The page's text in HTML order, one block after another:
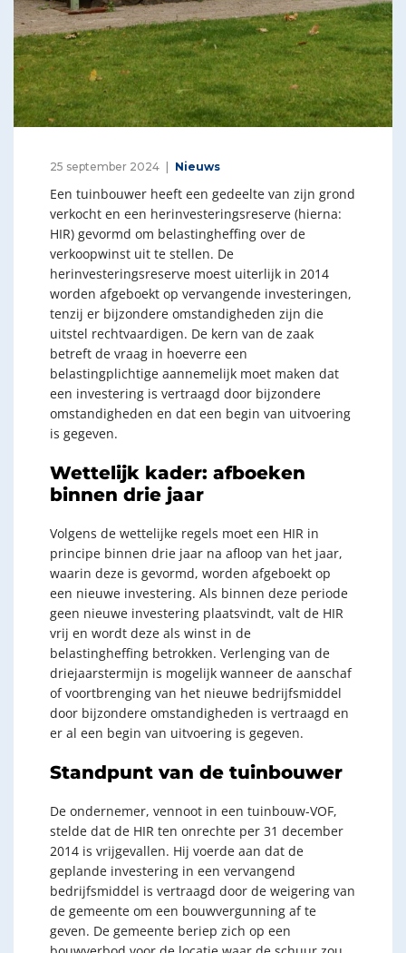
25 september 2024 Nieuws
Een tuinbouwer heeft een gedeelte van zijn grond
verkocht en een herinvesteringsreserve (hierna:
HIR) gevormd om belastingheffing over de
verkoopwinst uit te stellen. De
herinvesteringsreserve moest uiterlijk in 2014
worden afgeboekt op vervangende investeringen,
tenzij er bijzondere omstandigheden zijn die
uitstel rechtvaardigen. De kern van de zaak
betreft de vraag in hoeverre een
belastingplichtige aannemelijk moet maken dat
een investering is vertraagd door bijzondere
omstandigheden en dat een begin van uitvoering
is gegeven.
Wettelijk kader: afboeken
binnen drie jaar
Volgens de wettelijke regels moet een HIR in
principe binnen drie jaar na afloop van het jaar,
waarin deze is gevormd, worden afgeboekt op
een nieuwe investering. Als binnen deze periode
geen nieuwe investering plaatsvindt, valt de HIR
vrij en wordt deze als winst in de
belastingheffing betrokken. Verlenging van de
driejaarstermijn is mogelijk wanneer de aanschaf
of voortbrenging van het nieuwe bedrijfsmiddel
door bijzondere omstandigheden is vertraagd en
er al een begin van uitvoering is gegeven.
Standpunt van de tuinbouwer
De ondernemer, vennoot in een tuinbouw-VOF,
stelde dat de HIR ten onrechte per 31 december
2014 is vrijgevallen. Hij voerde aan dat de
geplande investering in een vervangend
bedrijfsmiddel is vertraagd door de weigering van
de gemeente om een bouwvergunning af te
geven. De gemeente beriep zich op een